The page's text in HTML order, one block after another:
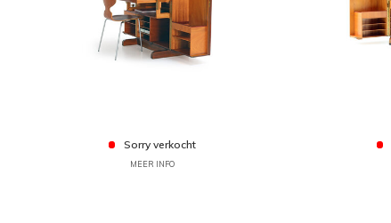
Sorry verkocht
MEER INFO